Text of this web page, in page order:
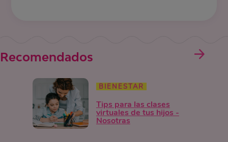
Recomendados
BIENESTAR
Tips para las clases
virtuales de tus hijos -
Nosotras